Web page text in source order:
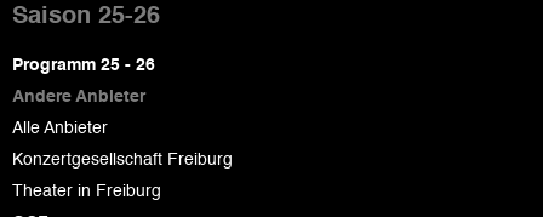
de
page
Saison 25-26
Programm 25 - 26
Andere Anbieter
Alle Anbieter
Konzertgesellschaft Freiburg
Theater in Freiburg